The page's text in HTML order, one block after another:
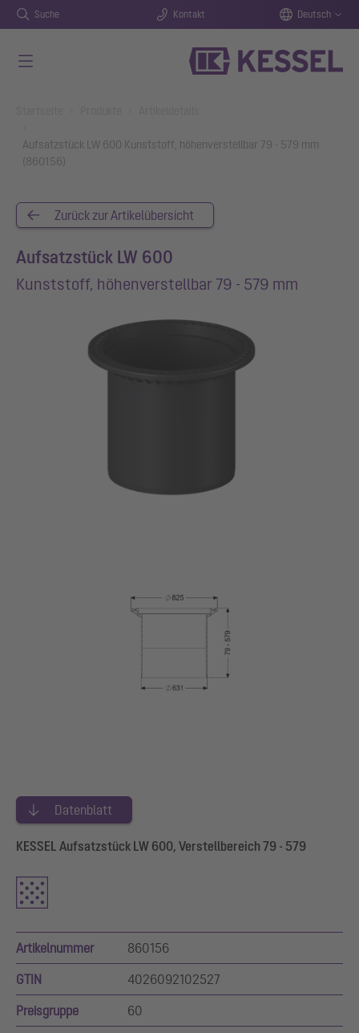
Suche Kontakt Deutsch
Aufsatzstück LW 600 Kunststoff, höhenverstellbar 79 - 579 mm
(860156)
Zurück zur Artikelübersicht
Aufsatzstück LW 600
Kunststoff, höhenverstellbar 79 - 579 mm
Datenblatt
KESSEL Aufsatzstück LW 600, Verstellbereich 79 - 579
Artikelnummer 860156
GTIN 4026092102527
Preisgruppe 60